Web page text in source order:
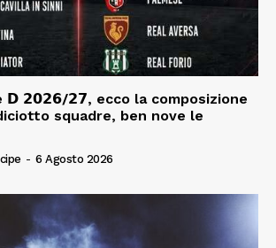
𝗗 𝟮𝟬𝟮𝟲/𝟮𝟳, ecco la composizione
squadre, ben nove le
- 6 Agosto 2026